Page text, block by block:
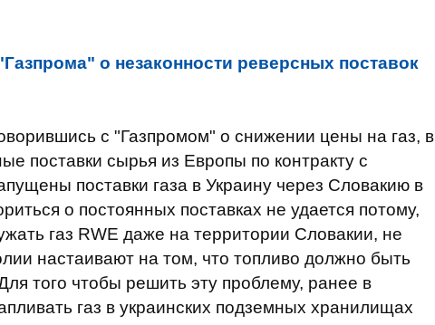
о незаконности реверсных поставок
с "Газпромом" о снижении цены на газ, в
поставки сырья из Европы по контракту с
поставки газа в Украину через Словакию в
о постоянных поставках не удается потому,
газ RWE даже на территории Словакии, не
настаивают на том, что топливо должно быть
того чтобы решить эту проблему, ранее в
газ в украинских подземных хранилищах